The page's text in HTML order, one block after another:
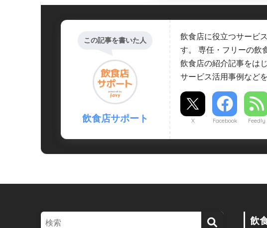
この記事を書いた人
飲食店サポート
飲食店に役立つサービ
す。 専任・フリーの飲
飲食店の紹介記事をは
サービス活用事例などを
X Facebook Feedly
飲